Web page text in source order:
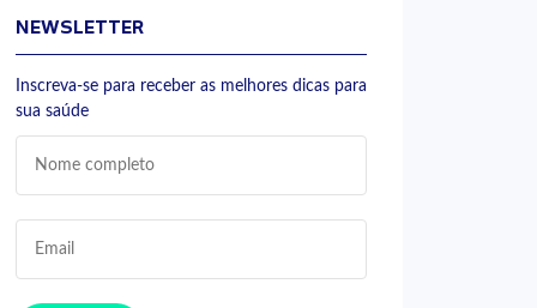
NEWSLETTER
Inscreva-se para receber as melhores dicas para
sua saúde